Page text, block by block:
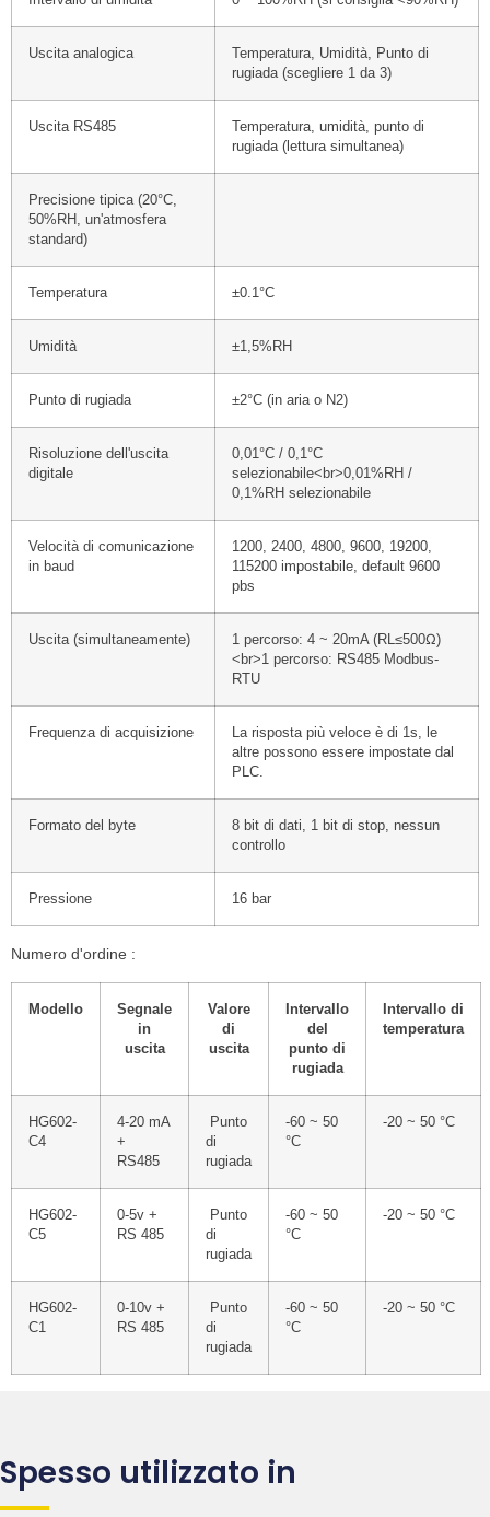
Uscita analogica
Temperatura, Umidità, Punto di
rugiada (scegliere 1 da 3)
Uscita RS485
Temperatura, umidità, punto di
rugiada (lettura simultanea)
Precisione tipica (20°C,
50%RH, un'atmosfera
standard)
Temperatura ±0.1°C
Umidità ±1,5%RH
Punto di rugiada ±2°C (in aria o N2)
Risoluzione dell'uscita
digitale
0,01°C / 0,1°C
selezionabile<br>0,01%RH /
0,1%RH selezionabile
Velocità di comunicazione
in baud
1200, 2400, 4800, 9600, 19200,
115200 impostabile, default 9600
pbs
Uscita (simultaneamente)
1 percorso: 4 ~ 20mA (RL≤500Ω)
<br>1 percorso: RS485 Modbus-
RTU
Frequenza di acquisizione
La risposta più veloce è di 1s, le
altre possono essere impostate dal
PLC.
Formato del byte
8 bit di dati, 1 bit di stop, nessun
controllo
Pressione 16 bar
Numero d'ordine :
Modello
Segnale
in
uscita
Valore
di
uscita
Intervallo
del
punto di
rugiada
Intervallo di
temperatura
HG602-
C4
4-20 mA
+
RS485
Punto
di
rugiada
-60 ~ 50
°C
-20 ~ 50 °C
HG602-
C5
0-5v +
RS 485
Punto
di
rugiada
-60 ~ 50
°C
-20 ~ 50 °C
HG602-
C1
0-10v +
RS 485
Punto
di
rugiada
-60 ~ 50
°C
-20 ~ 50 °C
Spesso utilizzato in